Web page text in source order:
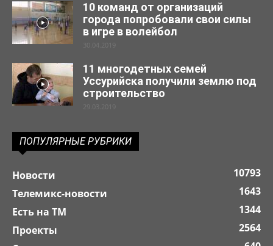
10 команд от организаций
города попробовали свои силы
в игре в волейбол
30.04.2019
11 многодетных семей
Уссурийска получили землю под
строительство
29.03.2019
ПОПУЛЯРНЫЕ РУБРИКИ
Новости
10793
Телемикс-новости
1643
Есть на ТМ
1344
Проекты
2564